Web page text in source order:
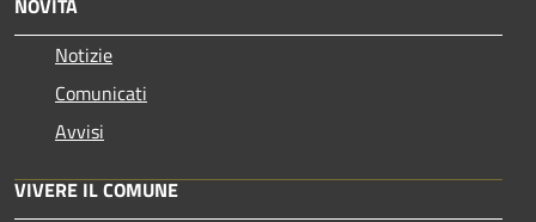
Notizie
Comunicati
Avvisi
VIVERE IL COMUNE